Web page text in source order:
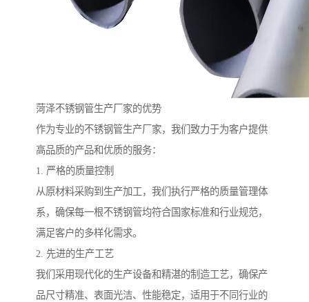
菏泽不锈钢管生产厂家的优势
作为专业的不锈钢管生产厂家，我们致力于为客户提供
高品质的产品和优质的服务：
1. 严格的质量控制
从原材料采购到生产加工，我们执行严格的质量管理体
系，确保每一根不锈钢管均符合国家标准和行业规范，
满足客户的多样化需求。
2. 先进的生产工艺
我们采用现代化的生产设备和精湛的制造工艺，确保产
品尺寸精准、表面光洁、性能稳定，适用于不同行业的